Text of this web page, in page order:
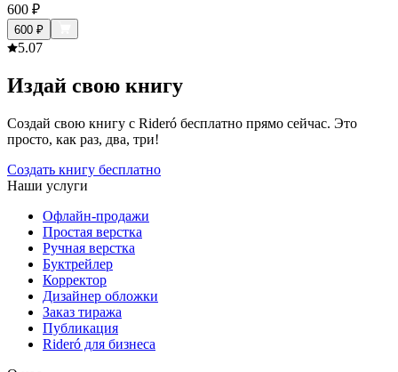
600 ₽
600 ₽
5.07
Издай свою книгу
Создай свою книгу с Rideró бесплатно прямо сейчас. Это
просто, как раз, два, три!
Создать книгу бесплатно
Наши услуги
Офлайн-продажи
Простая верстка
Ручная верстка
Буктрейлер
Корректор
Дизайнер обложки
Заказ тиража
Публикация
Rideró для бизнеса